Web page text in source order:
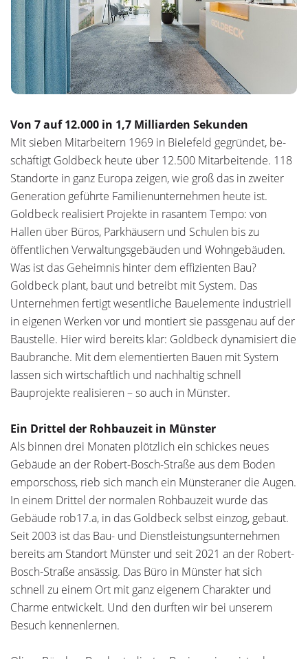
Von 7 auf 12.000 in 1,7 Milliarden Sekunden
Mit sieben Mitarbeitern 1969 in Bielefeld gegründet, be­
schäf­tigt Goldbeck heute über 12.500 Mitarbeitende. 118
Stand­orte in ganz Europa zeigen, wie groß das in zweiter
Generation geführte Familienunternehmen heute ist.
Goldbeck realisiert Projekte in rasantem Tempo: von
Hallen über Büros, Park­häusern und Schulen bis zu
öffentlichen Verwaltungsge­bäuden und Wohngebäuden.
Was ist das Geheimnis hinter dem effizienten Bau?
Goldbeck plant, baut und betreibt mit System. Das
Unternehmen fertigt wesentliche Bauelemente industriell
in eigenen Werken vor und montiert sie passgenau auf der
Baustelle. Hier wird bereits klar: Goldbeck dynamisiert die
­Baubranche. Mit dem elementierten Bauen mit System
lassen sich wirtschaftlich und nachhaltig schnell
Bauprojekte reali­sieren – so auch in Münster.
Ein Drittel der Rohbauzeit in Münster
Als binnen drei Monaten plötzlich ein schickes neues
Gebäude an der Robert-Bosch-Straße aus dem Boden
emporschoss, rieb sich manch ein Münsteraner die Augen.
In einem Drittel der normalen Rohbauzeit wurde das
Gebäude rob17.a, in das Goldbeck selbst einzog, gebaut.
Seit 2003 ist das Bau- und Dienstleistungsunternehmen
bereits am Standort Münster und seit 2021 an der Robert-
Bosch-Straße ansässig. Das Büro in Münster hat sich
schnell zu einem Ort mit ganz eigenem Charakter und
Charme entwickelt. Und den durften wir bei ­unserem
Besuch kennenlernen.